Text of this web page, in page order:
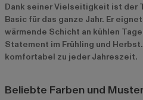
Dank seiner Vielseitigkeit ist der
Basic für das ganze Jahr. Er
wärmende Schicht an kühlen
Statement im Frühling und
komfortabel zu jeder Jahreszeit.
Beliebte Farben und